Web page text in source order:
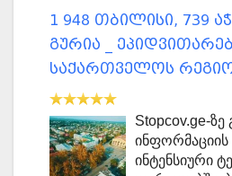
1 948 თბილისი, 739
გურია _
საქართველოს
Stopcov.ge-ზე
ინფორმაციის
ინტენსიური